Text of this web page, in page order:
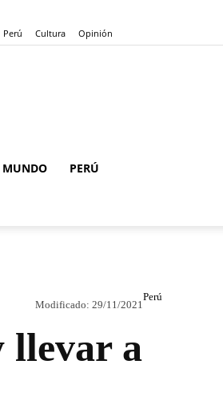
Perú Cultura Opinión
MUNDO PERÚ
Perú
Modificado: 29/11/2021
llevar a